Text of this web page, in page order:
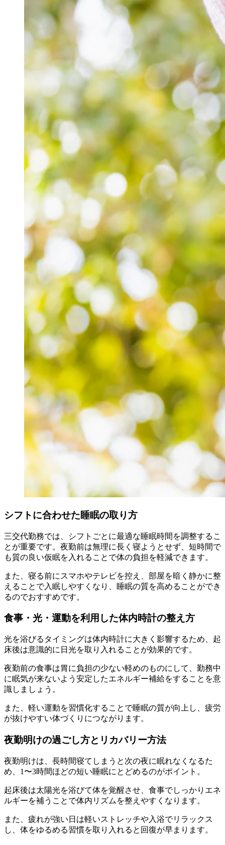
シフトに合わせた睡眠の取り方
三交代勤務では、シフトごとに最適な睡眠時間を調整するこ
とが重要です。夜勤前は無理に長く寝ようとせず、短時間で
も質の良い仮眠を入れることで体の負担を軽減できます。
また、寝る前にスマホやテレビを控え、部屋を暗く静かに整
えることで入眠しやすくなり、睡眠の質を高めることができ
るのでおすすめです。
食事・光・運動を利用した体内時計の整え方
光を浴びるタイミングは体内時計に大きく影響するため、起
床後は意識的に日光を取り入れることが効果的です。
夜勤前の食事は胃に負担の少ない軽めのものにして、勤務中
に眠気が来ないよう安定したエネルギー補給をすることを意
識しましょう。
また、軽い運動を習慣化することで睡眠の質が向上し、疲労
が抜けやすい体づくりにつながります。
夜勤明けの過ごし方とリカバリー方法
夜勤明けは、長時間寝てしまうと次の夜に眠れなくなるた
め、1〜3時間ほどの短い睡眠にとどめるのがポイント。
起床後は太陽光を浴びて体を覚醒させ、食事でしっかりエネ
ルギーを補うことで体内リズムを整えやすくなります。
また、疲れが強い日は軽いストレッチや入浴でリラックス
し、体をゆるめる習慣を取り入れると回復が早まります。